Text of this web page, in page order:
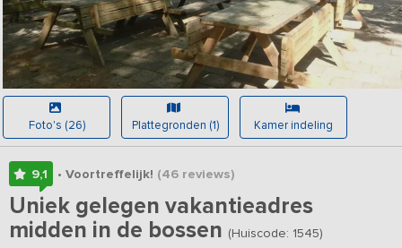
Foto's (26) Plattegronden (1) Kamer indeling
9,1 • Voortreffelijk! (46reviews)
Uniek gelegen vakantieadres
midden in de bossen (Huiscode: 1545)